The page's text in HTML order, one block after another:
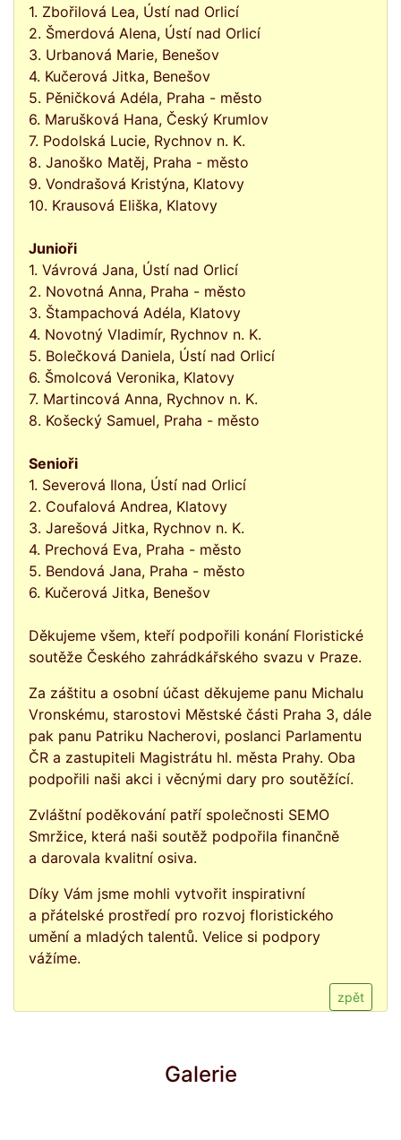
1. Zbořilová Lea, Ústí nad Orlicí
2. Šmerdová Alena, Ústí nad Orlicí
3. Urbanová Marie, Benešov
4. Kučerová Jitka, Benešov
5. Pěničková Adéla, Praha - město
6. Marušková Hana, Český Krumlov
7. Podolská Lucie, Rychnov n. K.
8. Janoško Matěj, Praha - město
9. Vondrašová Kristýna, Klatovy
10. Krausová Eliška, Klatovy
Junioři
1. Vávrová Jana, Ústí nad Orlicí
2. Novotná Anna, Praha - město
3. Štampachová Adéla, Klatovy
4. Novotný Vladimír, Rychnov n. K.
5. Bolečková Daniela, Ústí nad Orlicí
6. Šmolcová Veronika, Klatovy
7. Martincová Anna, Rychnov n. K.
8. Košecký Samuel, Praha - město
Senioři
1. Severová Ilona, Ústí nad Orlicí
2. Coufalová Andrea, Klatovy
3. Jarešová Jitka, Rychnov n. K.
4. Prechová Eva, Praha - město
5. Bendová Jana, Praha - město
6. Kučerová Jitka, Benešov
Děkujeme všem, kteří podpořili konání Floristické
soutěže Českého zahrádkářského svazu v Praze.
Za záštitu a osobní účast děkujeme panu Michalu
Vronskému, starostovi Městské části Praha 3, dále
pak panu Patriku Nacherovi, poslanci Parlamentu
ČR a zastupiteli Magistrátu hl. města Prahy. Oba
podpořili naši akci i věcnými dary pro soutěžící.
Zvláštní poděkování patří společnosti SEMO
Smržice, která naši soutěž podpořila finančně
a darovala kvalitní osiva.
Díky Vám jsme mohli vytvořit inspirativní
a přátelské prostředí pro rozvoj floristického
umění a mladých talentů. Velice si podpory
vážíme.
zpět
Galerie